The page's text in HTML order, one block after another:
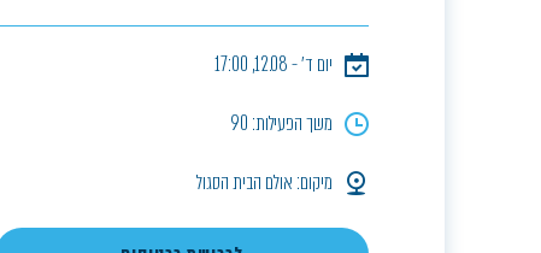
יום ד׳ - 12.08, 17:00
משך הפעילות: 90
מיקום: אולם הבית הסגול